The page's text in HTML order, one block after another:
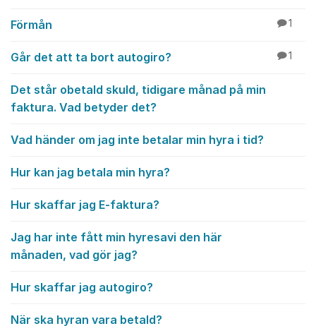
Förmån 1
Går det att ta bort autogiro? 1
Det står obetald skuld, tidigare månad på min
faktura. Vad betyder det?
Vad händer om jag inte betalar min hyra i tid?
Hur kan jag betala min hyra?
Hur skaffar jag E-faktura?
Jag har inte fått min hyresavi den här
månaden, vad gör jag?
Hur skaffar jag autogiro?
När ska hyran vara betald?